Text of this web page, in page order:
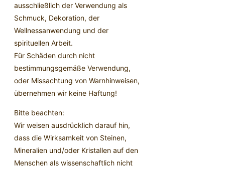
ausschließlich der Verwendung als
Schmuck, Dekoration, der
Wellnessanwendung und der
spirituellen Arbeit.
Für Schäden durch nicht
bestimmungsgemäße Verwendung,
oder Missachtung von Warnhinweisen,
übernehmen wir keine Haftung!
Bitte beachten:
Wir weisen ausdrücklich darauf hin,
dass die Wirksamkeit von Steinen,
Mineralien und/oder Kristallen auf den
Menschen als wissenschaftlich nicht